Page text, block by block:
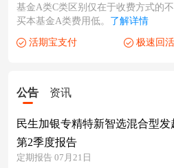
基金A类C类区别仅在于收费方式的
买本基金A类费用低。 了解详情
活期宝支付 极速回
公告 资讯
民生加银专精特新智选混合型
第2季度报告
定期报告 07月21日